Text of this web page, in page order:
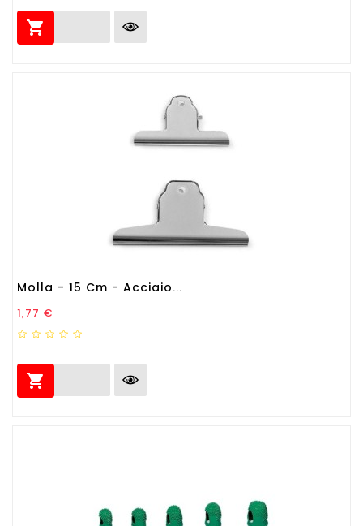

Molla - 15 Cm - Acciaio...
Prezzo
1,77 €
